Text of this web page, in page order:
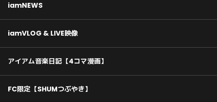
iamNEWS
iamVLOG & LIVE映像
アイアム音楽日記【4コマ漫画】
FC限定【SHUMつぶやき】